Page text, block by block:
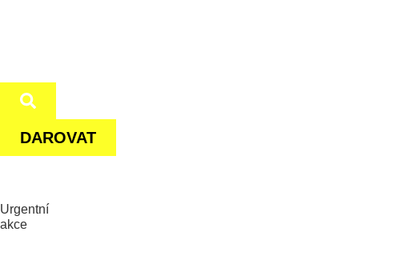
DAROVAT
Urgentní
akce